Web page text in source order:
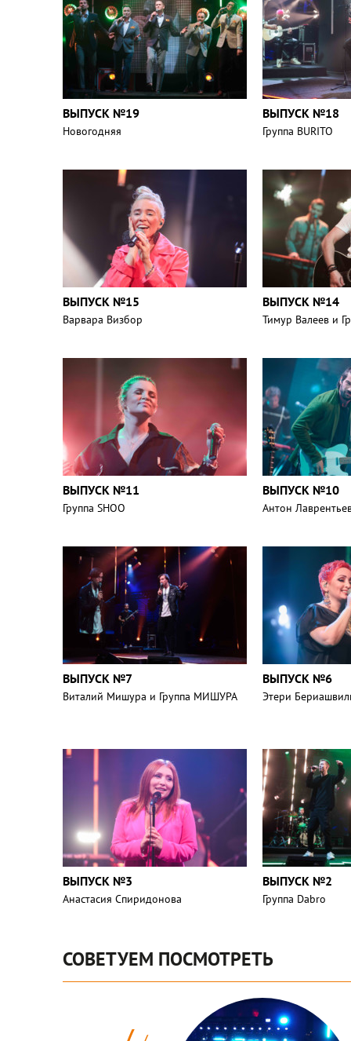
ВЫПУСК №19
Новогодняя
ВЫПУСК №18
Группа BURITO
ВЫПУСК №15
Варвара Визбор
ВЫПУСК №14
Тимур Валеев и
ВЫПУСК №11
Группа SHOO
ВЫПУСК №10
Антон
ВЫПУСК №7
Виталий Мишура и Группа МИШУРА
ВЫПУСК №6
Этери
ВЫПУСК №3
Анастасия Спиридонова
ВЫПУСК №2
Группа Dabro
СОВЕТУЕМ ПОСМОТРЕТЬ